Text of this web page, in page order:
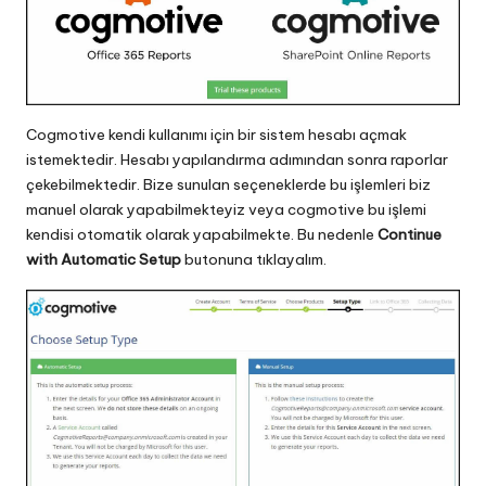
Cogmotive kendi kullanımı için bir sistem hesabı açmak
istemektedir. Hesabı yapılandırma adımından sonra raporlar
çekebilmektedir. Bize sunulan seçeneklerde bu işlemleri biz
manuel olarak yapabilmekteyiz veya cogmotive bu işlemi
kendisi otomatik olarak yapabilmekte. Bu nedenle Continue
with Automatic Setupbutonuna tıklayalım.